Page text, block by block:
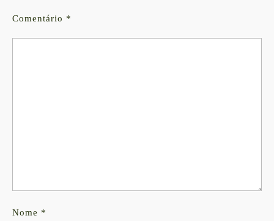
Comentário *
Nome *